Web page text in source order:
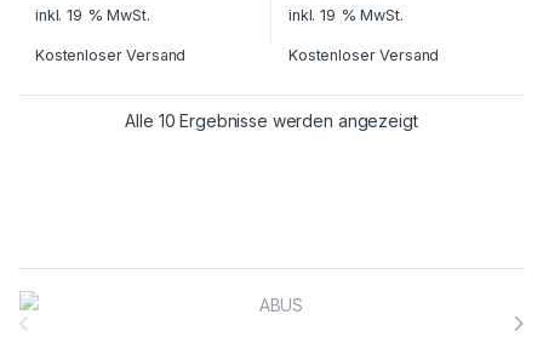
inkl. 19 % MwSt.
Kostenloser Versand
inkl. 19 % MwSt.
Kostenloser Versand
Alle 10 Ergebnisse werden angezeigt
Brands Carousel